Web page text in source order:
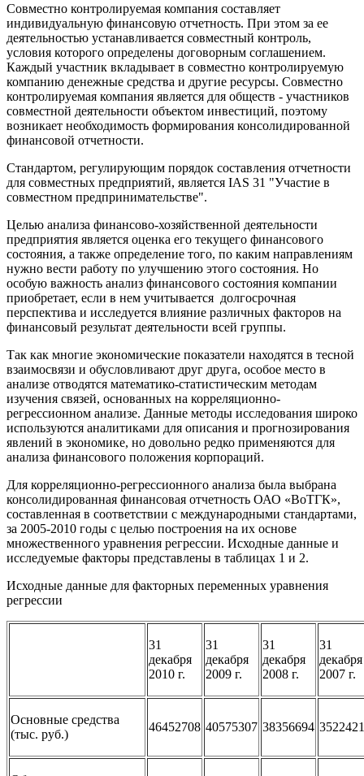
Совместно контролируемая компания составляет
индивидуальную финансовую отчетность. При этом за ее
деятельностью устанавливается совместный контроль,
условия которого определены договорным соглашением.
Каждый участник вкладывает в совместно контролируемую
компанию денежные средства и другие ресурсы. Совместно
контролируемая компания является для обществ - участников
совместной деятельности объектом инвестиций, поэтому
возникает необходимость формирования консолидированной
финансовой отчетности.
Стандартом, регулирующим порядок составления отчетности
для совместных предприятий, является IAS 31 "Участие в
совместном предпринимательстве".
Целью анализа финансово-хозяйственной деятельности
предприятия является оценка его текущего финансового
состояния, а также определение того, по каким направлениям
нужно вести работу по улучшению этого состояния. Но
особую важность анализ финансового состояния компании
приобретает, если в нем учитывается долгосрочная
перспектива и исследуется влияние различных факторов на
финансовый результат деятельности всей группы.
Так как многие экономические показатели находятся в тесной
взаимосвязи и обусловливают друг друга, особое место в
анализе отводятся математико-статистическим методам
изучения связей, основанных на корреляционно-
регрессионном анализе. Данные методы исследования широко
используются аналитиками для описания и прогнозирования
явлений в экономике, но довольно редко применяются для
анализа финансового положения корпораций.
Для корреляционно-регрессионного анализа была выбрана
консолидированная финансовая отчетность ОАО «ВоТГК»,
составленная в соответствии с международными стандартами,
за 2005-2010 годы с целью построения на их основе
множественного уравнения регрессии. Исходные данные и
исследуемые факторы представлены в таблицах 1 и 2.
Исходные данные для факторных переменных уравнения
регрессии
31
декабря
2010 г.
31
декабря
2009 г.
31
декабря
2008 г.
31
декабря
2007 г.
Основные средства
(тыс. руб.)
46452708 40575307 38356694